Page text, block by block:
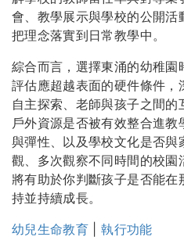
會、教學展示與學校的公開
把理念落實到日常教學中。
綜合而言，選擇東涌的幼稚園
評估應超越表面的硬件條件，
自主探索、老師與孩子之間的
戶外資源是否被有效整合進
與彈性、以及學校文化是否與
觀、多次觀察不同時間的校園
將有助於你判斷孩子是否能在
持並持續成長。
幼兒生命教育 |執行功能